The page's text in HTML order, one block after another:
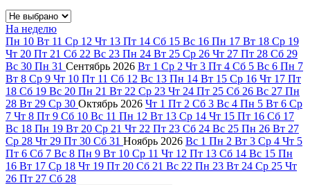
На неделю
Пн 10 Вт 11 Ср 12 Чт 13 Пт 14 Сб 15 Вс 16 Пн 17 Вт 18 Ср 19
Чт 20 Пт 21 Сб 22 Вс 23 Пн 24 Вт 25 Ср 26 Чт 27 Пт 28 Сб 29
Вс 30 Пн 31 Сентябрь 2026 Вт 1 Ср 2 Чт 3 Пт 4 Сб 5 Вс 6 Пн 7
Вт 8 Ср 9 Чт 10 Пт 11 Сб 12 Вс 13 Пн 14 Вт 15 Ср 16 Чт 17 Пт
18 Сб 19 Вс 20 Пн 21 Вт 22 Ср 23 Чт 24 Пт 25 Сб 26 Вс 27 Пн
28 Вт 29 Ср 30 Октябрь 2026 Чт 1 Пт 2 Сб 3 Вс 4 Пн 5 Вт 6 Ср
7 Чт 8 Пт 9 Сб 10 Вс 11 Пн 12 Вт 13 Ср 14 Чт 15 Пт 16 Сб 17
Вс 18 Пн 19 Вт 20 Ср 21 Чт 22 Пт 23 Сб 24 Вс 25 Пн 26 Вт 27
Ср 28 Чт 29 Пт 30 Сб 31 Ноябрь 2026 Вс 1 Пн 2 Вт 3 Ср 4 Чт 5
Пт 6 Сб 7 Вс 8 Пн 9 Вт 10 Ср 11 Чт 12 Пт 13 Сб 14 Вс 15 Пн
16 Вт 17 Ср 18 Чт 19 Пт 20 Сб 21 Вс 22 Пн 23 Вт 24 Ср 25 Чт
26 Пт 27 Сб 28